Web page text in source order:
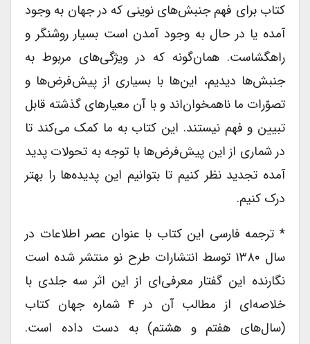
کتاب برای فهم جنبش‌های نوینی که در جهان به وجود
آمده یا در حال به وجود آمدن است بسیار روشنگر و
راهگشاست. همان‌گونه که در ویژگی‌های مربوط به
جنبش‌ها دیدیم، این‌ها با بسیاری از پیش‌فرض‌ها و
تصوّرات ما ناهمخوان‌اند و با آن معیارهای گذشته قابل
تبیین و فهم نیستند. این کتاب به ما کمک می‌کند تا
در شماری از این پیش‌فرض‌ها با توجه به تحولات پدید
آمده تجدید نظر کنیم تا بتوانیم این پدیده‌ها را بهتر
درک کنیم.
* ترجمه فارسی این کتاب با عنوان عصر اطلاعات در
سال ۱۳۸۰ توسط انتشارات طرح نو منتشر شده است
نگارنده این گفتار معرفی‌ای از این اثر سه جلدی با
خلاصه‌ای از مطالب آن در ۴ شماره جهان کتاب
(سال‌های هفتم و هشتم) به دست داده است.